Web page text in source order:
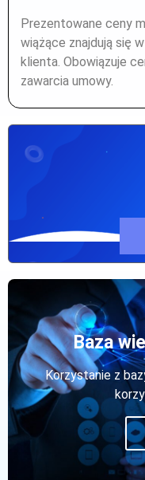
Prezentowane ceny
wiążące znajdują się
klienta. Obowiązuje
zawarcia umowy.
Baza
Korzystanie z